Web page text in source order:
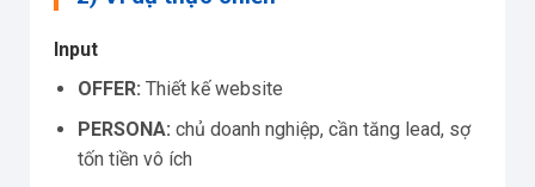
Input
OFFER: Thiết kế website
PERSONA: chủ doanh nghiệp, cần tăng lead, sợ
tốn tiền vô ích